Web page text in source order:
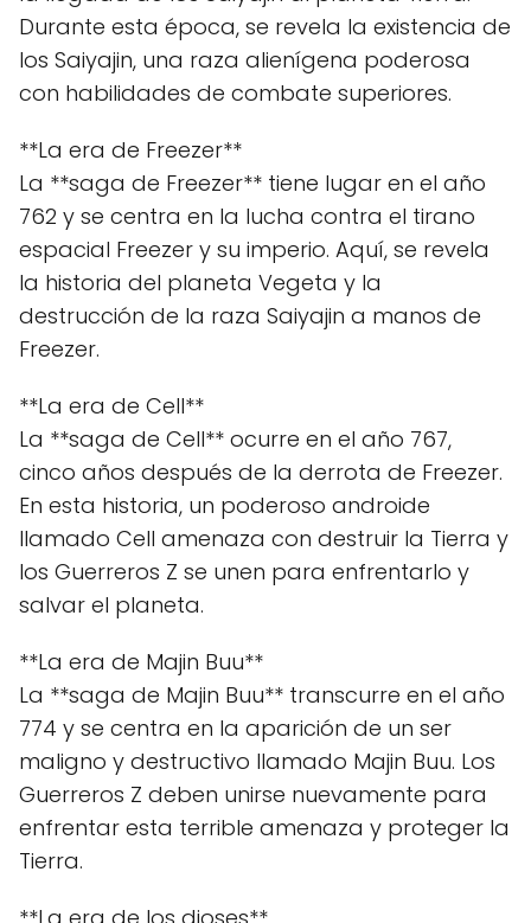
Durante esta época, se revela la existencia de
los Saiyajin, una raza alienígena poderosa
con habilidades de combate superiores.
**La era de Freezer**
La **saga de Freezer** tiene lugar en el año
762 y se centra en la lucha contra el tirano
espacial Freezer y su imperio. Aquí, se revela
la historia del planeta Vegeta y la
destrucción de la raza Saiyajin a manos de
Freezer.
**La era de Cell**
La **saga de Cell** ocurre en el año 767,
cinco años después de la derrota de Freezer.
En esta historia, un poderoso androide
llamado Cell amenaza con destruir la Tierra y
los Guerreros Z se unen para enfrentarlo y
salvar el planeta.
**La era de Majin Buu**
La **saga de Majin Buu** transcurre en el año
774 y se centra en la aparición de un ser
maligno y destructivo llamado Majin Buu. Los
Guerreros Z deben unirse nuevamente para
enfrentar esta terrible amenaza y proteger la
Tierra.